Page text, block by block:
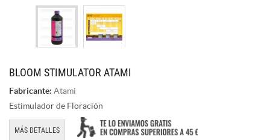
BLOOM STIMULATOR ATAMI
Fabricante: Atami
Estimulador de Floración
MÁS DETALLES